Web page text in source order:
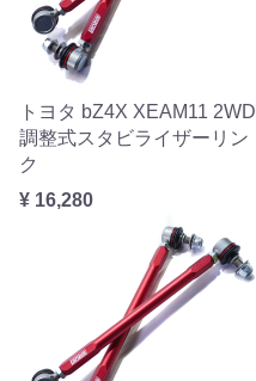
トヨタ bZ4X XEAM11 2WD
調整式スタビライザーリン
ク
¥ 16,280